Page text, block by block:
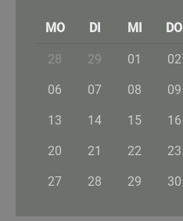
MO DI MI DO
28 29 01 02
06 07 08 09
13 14 15 16
20 21 22 23
27 28 29 30